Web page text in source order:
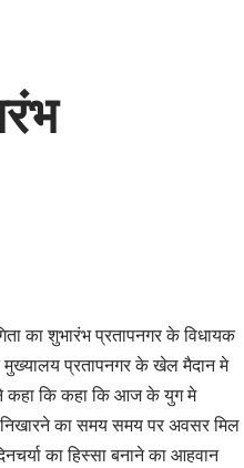
का शुभारंभ प्रतापनगर के विधायक
मुख्यालय प्रतापनगर के खेल मैदान मे
कहा कि कहा कि आज के युग मे
का समय समय पर अवसर मिल
का हिस्सा बनाने का आहवान